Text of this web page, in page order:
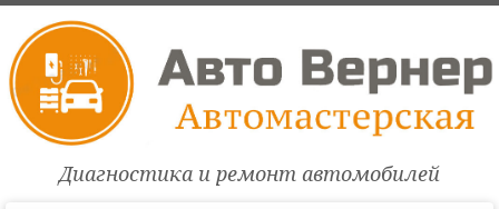
Диагностика и ремонт автомобилей